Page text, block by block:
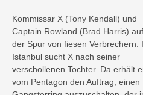
Kommissar X (Tony Kendall) und
Captain Rowland (Brad Harris) auf
der Spur von fiesen Verbrechern:
Istanbul sucht X nach seiner
verschollenen Tochter. Da erhält
vom Pentagon den Auftrag, einen